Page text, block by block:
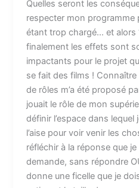
Quelles seront les
respecter mon programme
étant trop chargé… et alors
finalement les effets sont
impactants pour le projet
se fait des films !
de rôles m’a été proposé
jouait le rôle de mon
définir l’espace dans
l’aise pour voir venir les
réfléchir à la réponse que
demande, sans répondre
donne une ficelle que je